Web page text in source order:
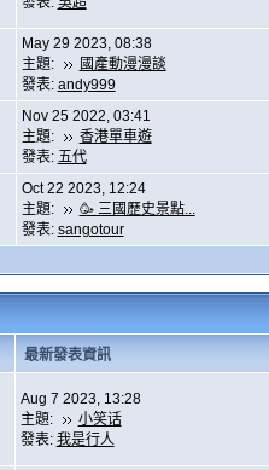
May 29 2023, 08:38
主題:
國產動漫漫談
發表: andy999
Nov 25 2022, 03:41
主題:
香港單車遊
發表: 五代
Oct 22 2023, 12:24
主題:
🥳 三國歷史景點...
發表: sangotour
最新發表資訊
Aug 7 2023, 13:28
主題:
小笑话
發表: 我是行人